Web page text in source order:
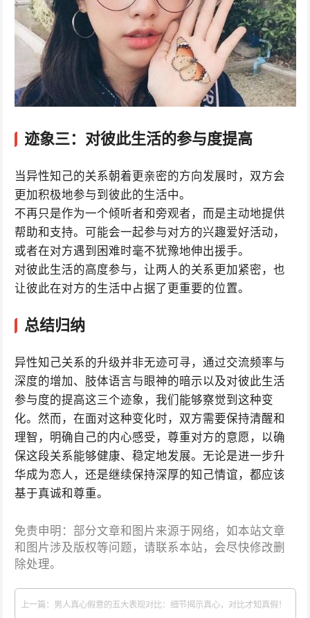
迹象三：对彼此生活的参与度提高
当异性知己的关系朝着更亲密的方向发展时，双方会
更加积极地参与到彼此的生活中。
不再只是作为一个倾听者和旁观者，而是主动地提供
帮助和支持。可能会一起参与对方的兴趣爱好活动，
或者在对方遇到困难时毫不犹豫地伸出援手。
对彼此生活的高度参与，让两人的关系更加紧密，也
让彼此在对方的生活中占据了更重要的位置。
总结归纳
异性知己关系的升级并非无迹可寻，通过交流频率与
深度的增加、肢体语言与眼神的暗示以及对彼此生活
参与度的提高这三个迹象，我们能够察觉到这种变
化。然而，在面对这种变化时，双方需要保持清醒和
理智，明确自己的内心感受，尊重对方的意愿，以确
保这段关系能够健康、稳定地发展。无论是进一步升
华成为恋人，还是继续保持深厚的知己情谊，都应该
基于真诚和尊重。
免责申明：部分文章和图片来源于网络，如本站文章
和图片涉及版权等问题，请联系本站，会尽快修改删
除处理。
上一篇：男人真心假意的五大表现对比：细节揭示真心，对比才知真假！